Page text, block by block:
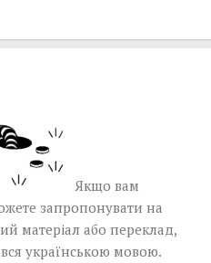
Якщо вам
запропонувати на
матеріал або переклад,
українською мовою.